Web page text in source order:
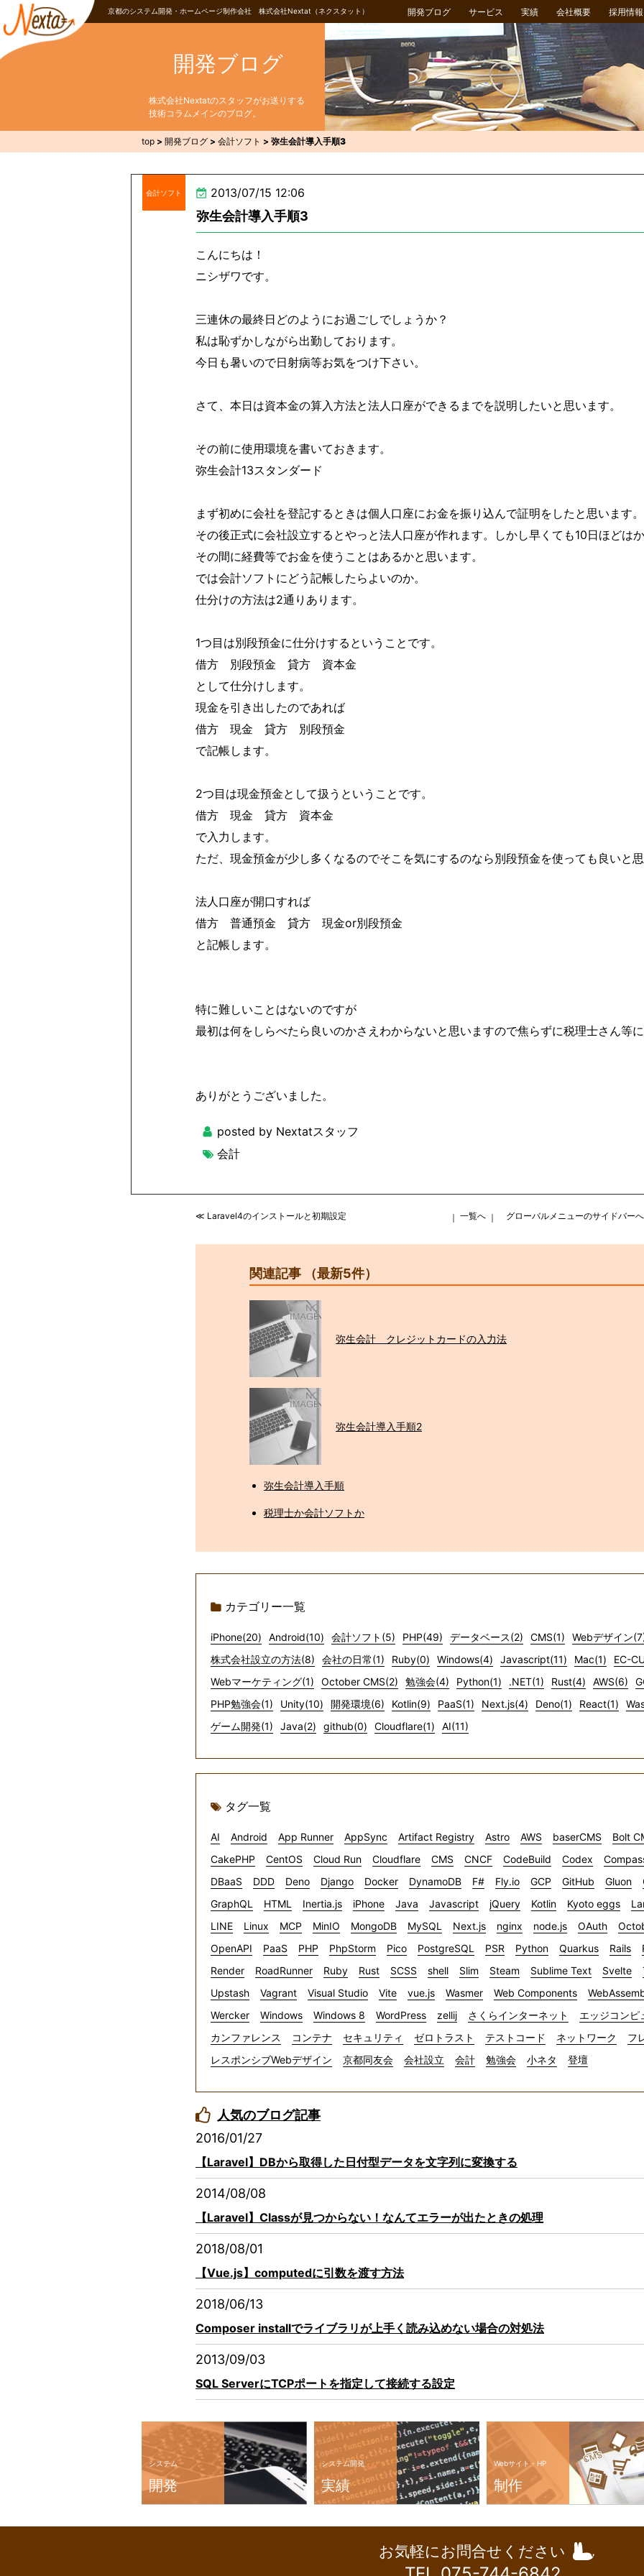
京都のシステム開発・ホームページ制作会社 株式会社Nextat（ネクスタット） 開発ブログ サービス 実績 会社概要 採用情報
開発ブログ
株式会社Nextatのスタッフがお送りする
技術コラムメインのブログ。
top > 開発ブログ > 会計ソフト > 弥生会計導入手順3
会計ソフト 2013/07/15 12:06
弥生会計導入手順3
こんにちは！
ニシザワです。
三連休の最終日どのようにお過ごしでしょうか？
私は恥ずかしながら出勤しております。
今日も暑いので日射病等お気をつけ下さい。
さて、本日は資本金の算入方法と法人口座ができるまでを説明したいと思います。
その前に使用環境を書いておきます。
弥生会計13スタンダード
まず初めに会社を登記するときは個人口座にお金を振り込んで証明をしたと思います。
その後正式に会社設立するとやっと法人口座が作れます。しかし早くても10日ほどは
その間に経費等でお金を使うことはあるかと思います。
では会計ソフトにどう記帳したらよいのか。
仕分けの方法は2通りあります。
1つ目は別段預金に仕分けするということです。
借方 別段預金 貸方 資本金
として仕分けします。
現金を引き出したのであれば
借方 現金 貸方 別段預金
で記帳します。
2つ目は現金預金として扱うということです。
借方 現金 貸方 資本金
で入力します。
ただ、現金預金が少し多くなるのでそこを気にするのなら別段預金を使っても良いと
法人口座が開口すれば
借方 普通預金 貸方 現金or別段預金
と記帳します。
特に難しいことはないのですが
最初は何をしらべたら良いのかさえわからないと思いますので焦らずに税理士さん等
ありがとうございました。
posted by Nextatスタッフ
会計
≪ Laravel4のインストールと初期設定 ｜ 一覧へ ｜ グローバルメニューのサイドバー
関連記事 （最新5件）
弥生会計 クレジットカードの入力法
弥生会計導入手順2
弥生会計導入手順
税理士か会計ソフトか
カテゴリー一覧
iPhone(20) Android(10) 会計ソフト(5) PHP(49) データベース(2) CMS(1)
Webデザイン
株式会社設立の方法(8)
会社の日常(1) Ruby(0) Windows(4) Javascript(11) Mac(1)
EC-
Webマーケティング(1)
October CMS(2) 勉強会(4) Python(1) .NET(1) Rust(4) AWS(6)
PHP勉強会(1)
Unity(10) 開発環境(6) Kotlin(9) PaaS(1) Next.js(4) Deno(1) React(1)
ゲーム開発(1)
Java(2) github(0) Cloudflare(1) AI(11)
タグ一覧
AI Android App Runner AppSync Artifact Registry Astro AWS baserCMS
Bolt
CakePHP
CentOS Cloud Run Cloudflare CMS CNCF CodeBuild Codex
DBaaS
DDD Deno Django Docker DynamoDB F# Fly.io GCP GitHub Gluon
GraphQL
HTML Inertia.js iPhone Java Javascript jQuery Kotlin Kyoto eggs
LINE
Linux MCP MinIO MongoDB MySQL Next.js nginx node.js OAuth
OpenAPI
PaaS PHP PhpStorm Pico PostgreSQL PSR Python Quarkus Rails
Render
RoadRunner Ruby Rust SCSS shell Slim Steam Sublime Text Svelte
Upstash
Vagrant Visual Studio Vite vue.js Wasmer Web Components
Wercker
Windows Windows 8 WordPress zellij さくらインターネット
エッジコンピ
カンファレンス
コンテナ セキュリティ ゼロトラスト テストコード ネットワーク
フ
レスポンシブWebデザイン
京都同友会 会社設立 会計 勉強会 小ネタ 登壇
人気のブログ記事
2016/01/27
【Laravel】DBから取得した日付型データを文字列に変換する
2014/08/08
【Laravel】Classが見つからない！なんてエラーが出たときの処理
2018/08/01
【Vue.js】computedに引数を渡す方法
2018/06/13
Composer installでライブラリが上手く読み込めない場合の対処法
2013/09/03
SQL ServerにTCPポートを指定して接続する設定
システム
開発
システム開発
実績
Webサイト・HP
制作
お気軽にお問合せください